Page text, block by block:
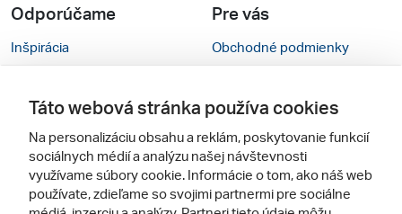
Odporúčame
Inšpirácia
Cestovné kancelárie
Zájezdy.cz
Pre vás
Obchodné podmienky
Nastavenie cookies
Mobilná verzia webu
Sledujte nás
Táto webová stránka používa cookies
Na personalizáciu obsahu a reklám, poskytovanie funkcií
sociálnych médií a analýzu našej návštevnosti
využívame súbory cookie. Informácie o tom, ako náš web
používate, zdieľame so svojimi partnermi pre sociálne